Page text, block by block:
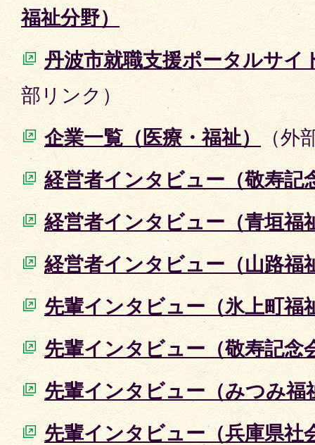
福祉分野）
丹波市就職支援ポータルサイ
部リンク）
企業一覧（医療・福祉） （外
経営者インタビュー（敬寿記
経営者インタビュー（青垣福
経営者インタビュー（山路福
先輩インタビュー（氷上町福
先輩インタビュー（敬寿記念
先輩インタビュー（みつみ福
先輩インタビュー（兵庫県社